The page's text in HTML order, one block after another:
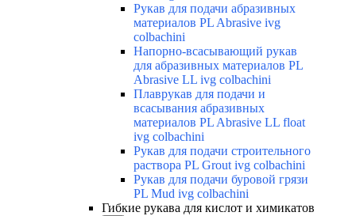
Рукав для подачи абразивных
материалов PL Abrasive ivg
colbachini
Напорно-всасывающий рукав
для абразивных материалов PL
Abrasive LL ivg colbachini
Плаврукав для подачи и
всасывания абразивных
материалов PL Abrasive LL float
ivg colbachini
Рукав для подачи строительного
раствора PL Grout ivg colbachini
Рукав для подачи буровой грязи
PL Mud ivg colbachini
Гибкие рукава для кислот и химикатов